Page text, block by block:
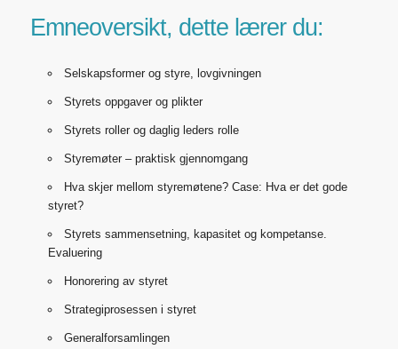
Emneoversikt, dette lærer du:
Selskapsformer og styre, lovgivningen
Styrets oppgaver og plikter
Styrets roller og daglig leders rolle
Styremøter – praktisk gjennomgang
Hva skjer mellom styremøtene? Case: Hva er det gode
styret?
Styrets sammensetning, kapasitet og kompetanse.
Evaluering
Honorering av styret
Strategiprosessen i styret
Generalforsamlingen